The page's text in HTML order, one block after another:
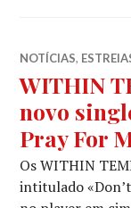
NOTÍCIAS,
WITHIN
novo
Pray For
Os WITHIN
intitulado